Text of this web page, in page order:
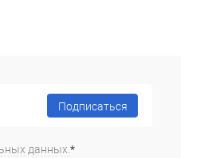
Подписаться
данных. *